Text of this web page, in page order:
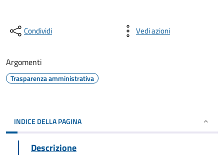
Condividi Vedi azioni
Argomenti
Trasparenza amministrativa
INDICE DELLA PAGINA
Descrizione